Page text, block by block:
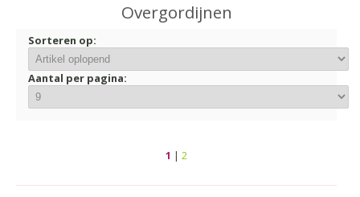
Overgordijnen
Sorteren op:
Aantal per pagina:
1 | 2